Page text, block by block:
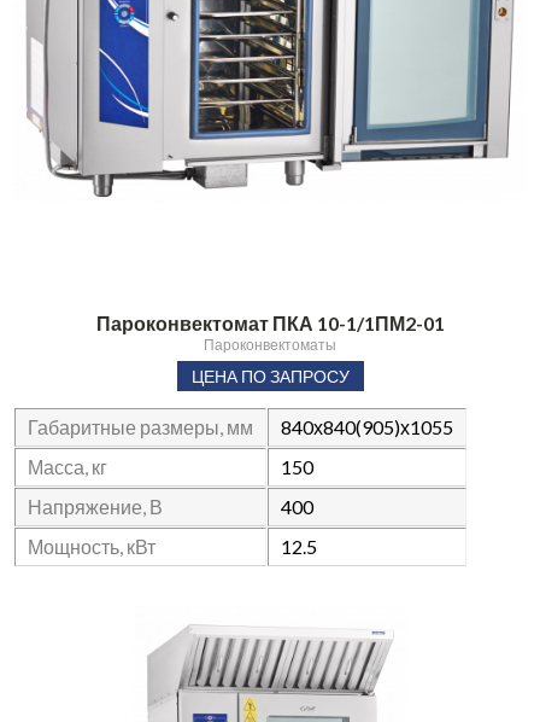
Пароконвектомат ПКА 10-1/1ПМ2-01
Пароконвектоматы
ЦЕНА ПО ЗАПРОСУ
Габаритные размеры, мм
840х840(905)х1055
Масса, кг
150
Напряжение, В
400
Мощность, кВт
12.5